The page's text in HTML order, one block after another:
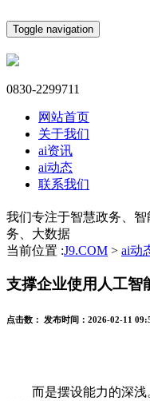
Toggle navigation
0830-2299711
网站首页
关于我们
ai资讯
ai动态
联系我们
我们专注于智慧政务、
务、大数据
当前位置 :J9.COM > ai动
支撑企业使用人工智
点击数： 发布时间： 2026-02-11
而是摆设能力的深浅